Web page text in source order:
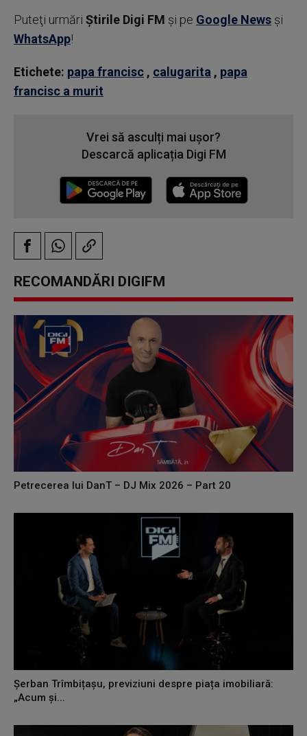
Puteţi urmări Știrile Digi FM şi pe Google News şi
WhatsApp!
Etichete: papa francisc , calugarita , papa
francisc a murit
Vrei să asculți mai ușor?
Descarcă aplicația Digi FM
RECOMANDĂRI DIGIFM
Petrecerea lui DanT – DJ Mix 2026 – Part 20
Șerban Trîmbițașu, previziuni despre piața imobiliară:
„Acum și...